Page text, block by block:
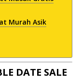
Murah Asik
DATE SALE